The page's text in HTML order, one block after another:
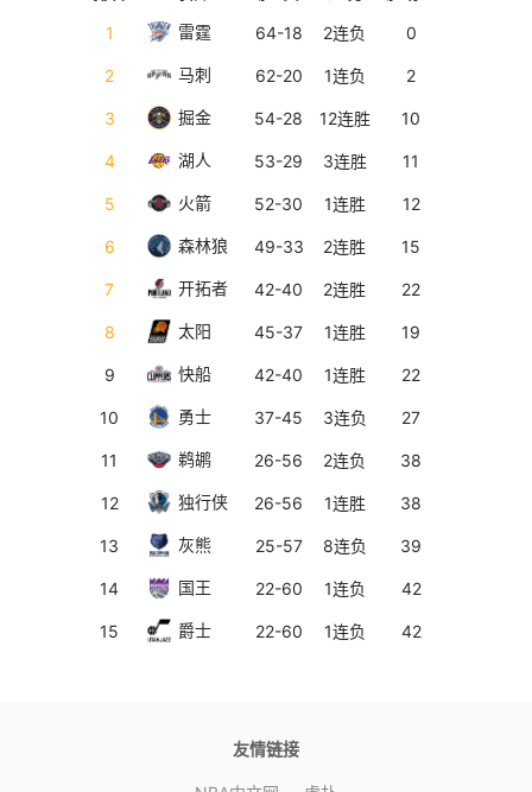
1
雷霆 64-18 2连负 0
2 马刺 62-20 1连负 2
3 掘金 54-28 12连胜 10
4 湖人 53-29 3连胜 11
5 火箭 52-30 1连胜 12
6 森林狼 49-33 2连胜 15
7 开拓者 42-40 2连胜 22
8 太阳 45-37 1连胜 19
9 快船 42-40 1连胜 22
10 勇士 37-45 3连负 27
11 鹈鹕 26-56 2连负 38
12 独行侠 26-56 1连胜 38
13 灰熊 25-57 8连负 39
14 国王 22-60 1连负 42
15 爵士 22-60 1连负 42
友情链接